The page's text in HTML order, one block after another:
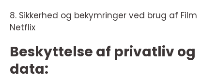
8. Sikkerhed og bekymringer ved brug af Film
Netflix
Beskyttelse af privatliv og
data: